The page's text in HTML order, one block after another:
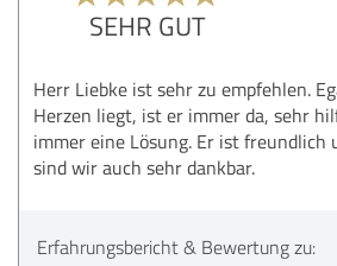
SEHR GUT
Herr Liebke ist sehr zu empfehlen.
Herzen liegt, ist er immer da, sehr
immer eine Lösung. Er ist freundlich
sind wir auch sehr dankbar.
Erfahrungsbericht & Bewertung zu: